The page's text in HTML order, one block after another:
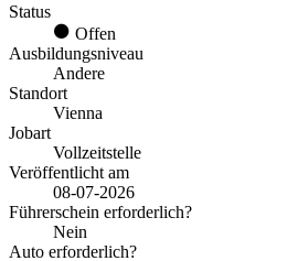
Status
Offen
Ausbildungsniveau
Andere
Standort
Vienna
Jobart
Vollzeitstelle
Veröffentlicht am
08-07-2026
Führerschein erforderlich?
Nein
Auto erforderlich?